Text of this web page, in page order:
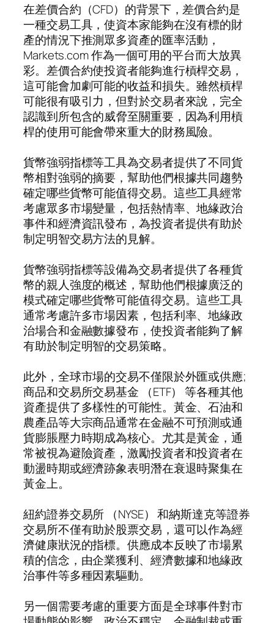
在差價合約（CFD）的背景下，差價合約是
一種交易工具，使資本家能夠在沒有標的財
產的情況下推測眾多資產的匯率活動，
Markets.com 作為一個可用的平台而大放異
彩。差價合約使投資者能夠進行槓桿交易，
這可能會加劇可能的收益和損失。雖然槓桿
可能很有吸引力，但對於交易者來說，完全
認識到所包含的威脅至關重要，因為利用槓
桿的使用可能會帶來重大的財務風險。
貨幣強弱指標等工具為交易者提供了不同貨
幣相對強弱的摘要，幫助他們根據共同趨勢
確定哪些貨幣可能值得交易。這些工具經常
考慮眾多市場變量，包括熱情率、地緣政治
事件和經濟資訊發布，為投資者提供有助於
制定明智交易方法的見解。
貨幣強弱指標等設備為交易者提供了各種貨
幣的親人強度的概述，幫助他們根據廣泛的
模式確定哪些貨幣可能值得交易。這些工具
通常考慮許多市場因素，包括利率、地緣政
治場合和金融數據發布，使投資者能夠了解
有助於制定明智的交易策略。
此外，全球市場的交易不僅限於外匯或供應;
商品和交易所交易基金 （ETF） 等各種其他
資產提供了多樣性的可能性。黃金、石油和
農產品等大宗商品通常在金融不可預測或通
貨膨脹壓力時期成為核心。尤其是黃金，通
常被視為避險資產，激勵投資者和投資者在
動盪時期或經濟跡象表明潛在衰退時聚集在
黃金上。
紐約證券交易所 （NYSE） 和納斯達克等證券
交易所不僅有助於股票交易，還可以作為經
濟健康狀況的指標。供應成本反映了市場累
積的信念，由企業獲利、經濟數據和地緣政
治事件等多種因素驅動。
另一個需要考慮的重要方面是全球事件對市